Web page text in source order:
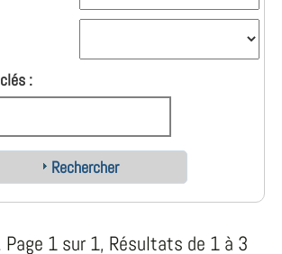
:
Rechercher
1 sur 1, Résultats de 1 à 3